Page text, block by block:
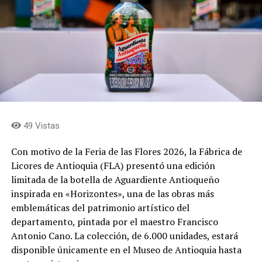
Las fincas
Las fincas que abren sus puertas son: El Reposo, La
Dalia, El Chagualo, La Colina y La Cumbre, donde
encontrarán a los silleteros Jhon Jaime Ramírez, Viviana
Hincapié, Jorge Iván Salazar, Mariana Salazar, Arístides
Ríos, Fredy Ríos, Luis Carlos Ríos, William Ríos, Omar
Yurani Mejía, quienes serán los guías durante el
Durante el recorrido, los visitantes podrán conocer de
cerca el proceso de elaboración de las silletas y las
historias de las familias que mantienen vivo este oficio.
Más de 30 silleteros de Envigado hacen parte de esta
tradición y llevarán sus creaciones al tradicional Desfile
de Silleteros de la Feria de las Flores de Medellín.
49 Vistas
Con motivo de la Feria de las Flores 2026, la Fábrica de
Licores de Antioquia (FLA) presentó una edición
limitada de la botella de Aguardiente Antioqueño
inspirada en «Horizontes», una de las obras más
emblemáticas del patrimonio artístico del
departamento, pintada por el maestro Francisco
Antonio Cano. La colección, de 6.000 unidades, estará
disponible únicamente en el Museo de Antioquia hasta